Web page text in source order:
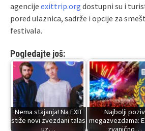
agencije exittrip.org dostupni su i
pored ulaznica, sadrže i opcije za
festivala.
Pogledajte još:
Nema stajanja! Na EXIT
stiže novi zvezdani talas
uz…
Najbolji poziv
megazvezdama:
zvanično…